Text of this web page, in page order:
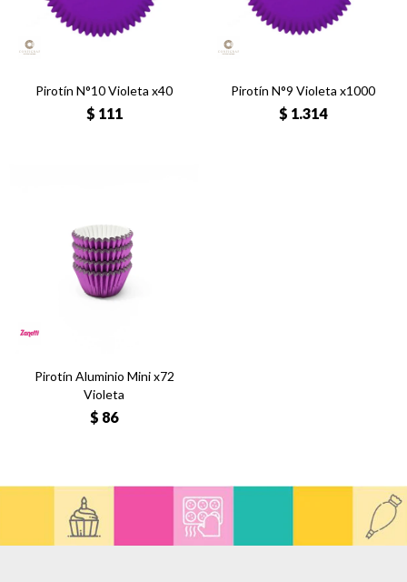
Pirotín N°10 Violeta x40
$ 111
Pirotín N°9 Violeta x1000
$ 1.314
Pirotín Aluminio Mini x72
Violeta
$ 86